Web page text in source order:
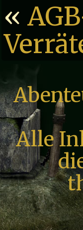
«
Alle